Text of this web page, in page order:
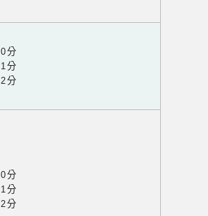
0分
1分
2分
0分
1分
2分